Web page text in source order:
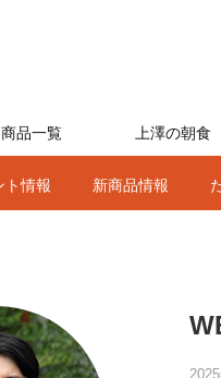
商品一覧 上澤の朝食
ト情報 新商品情報